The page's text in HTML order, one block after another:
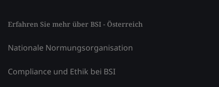
Erfahren Sie mehr über BSI - Österreich
Nationale Normungsorganisation
Compliance und Ethik bei BSI